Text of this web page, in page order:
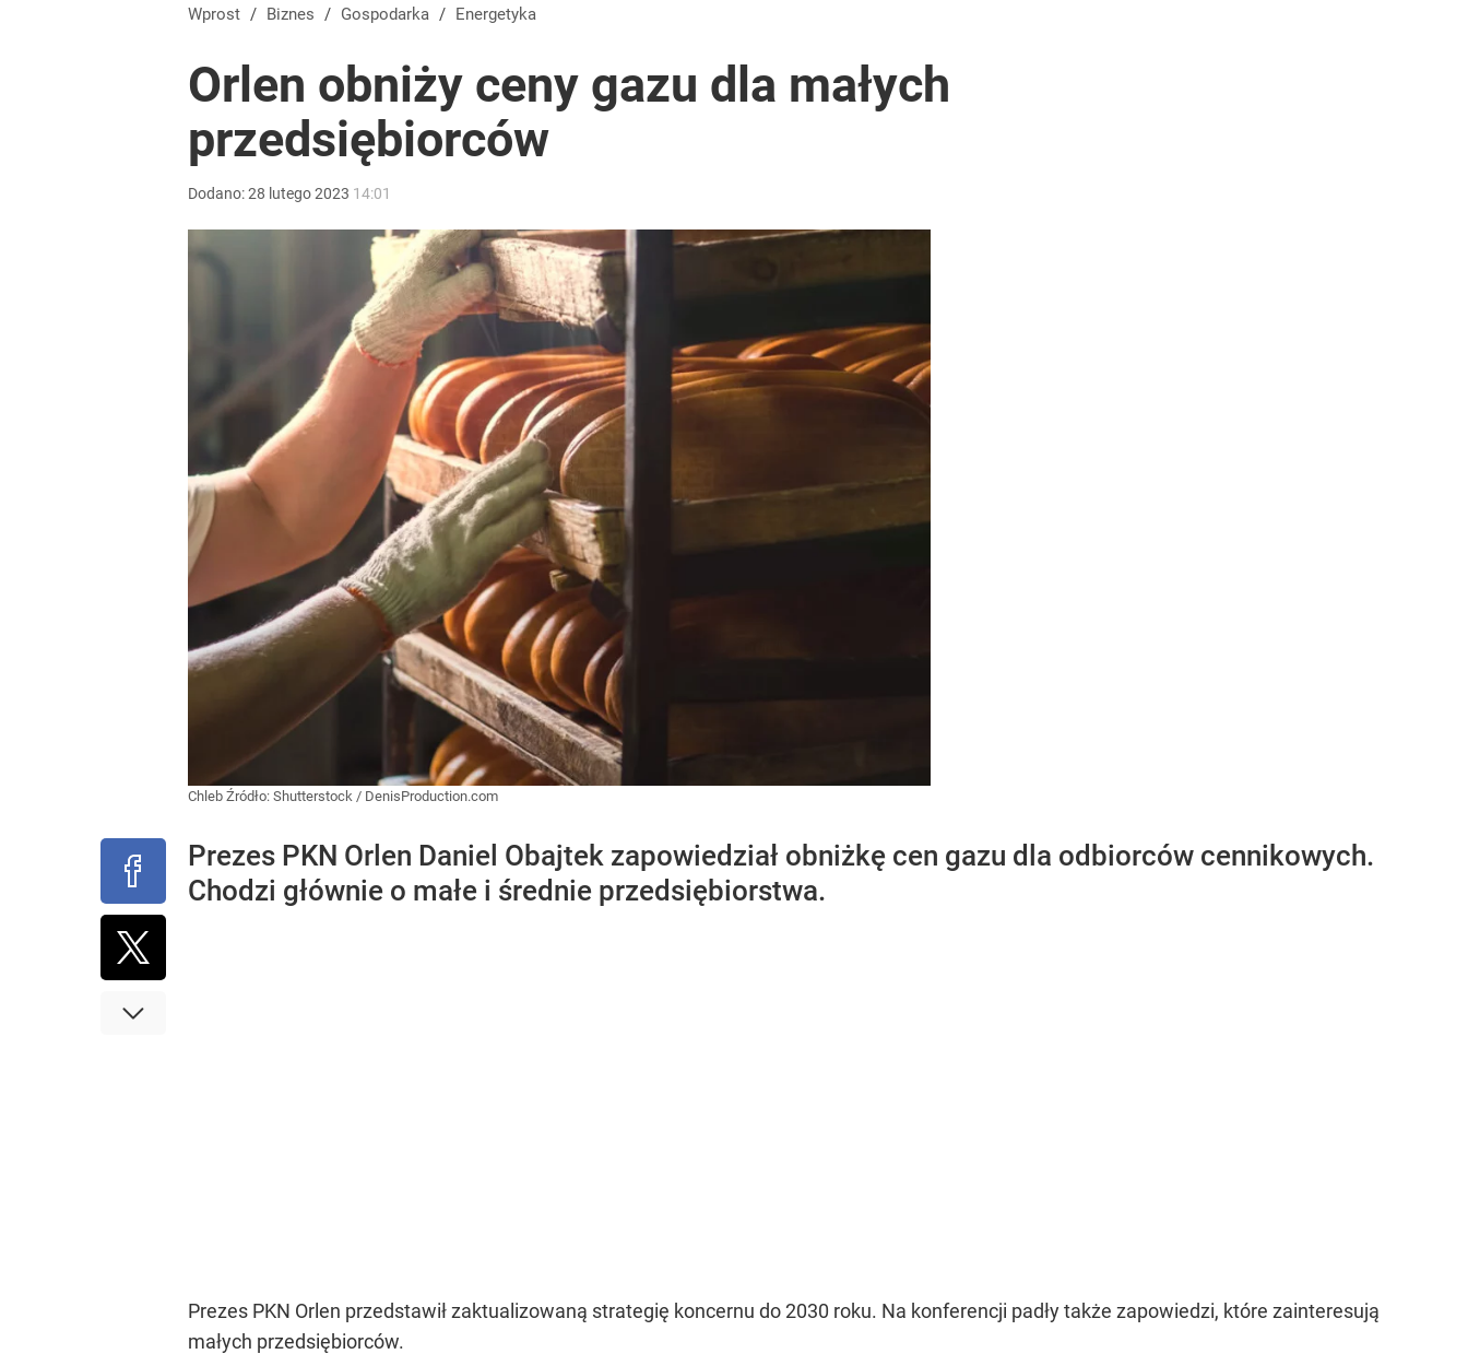
Wprost / Biznes / Gospodarka / Energetyka
Orlen obniży ceny gazu dla małych
przedsiębiorców
Dodano:28 lutego2023 14:01
Chleb Źródło: Shutterstock / DenisProduction.com
Prezes PKN Orlen Daniel Obajtek zapowiedział obniżkę cen gazu dla odbiorców cennikowych.
Chodzi głównie o małe i średnie przedsiębiorstwa.
Prezes PKN Orlen przedstawił zaktualizowaną strategię koncernu do 2030 roku. Na konferencji padły także zapowiedzi, które zainteresują
małych przedsiębiorców.